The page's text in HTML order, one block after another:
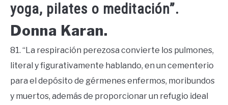
yoga, pilates o meditación”.
Donna Karan.
81. “La respiración perezosa convierte los pulmones,
literal y figurativamente hablando, en un cementerio
para el depósito de gérmenes enfermos, moribundos
y muertos, además de proporcionar un refugio ideal